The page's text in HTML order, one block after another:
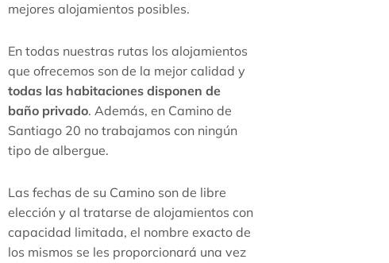
mejores alojamientos posibles.
En todas nuestras rutas los alojamientos
que ofrecemos son de la mejor calidad y
todas las habitaciones disponen de
baño privado. Además, en Camino de
Santiago 20 no trabajamos con ningún
tipo de albergue.
Las fechas de su Camino son de libre
elección y al tratarse de alojamientos con
capacidad limitada, el nombre exacto de
los mismos se les proporcionará una vez